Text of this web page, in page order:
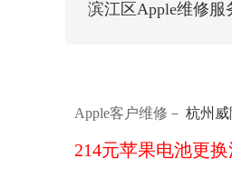
滨江区Apple维修
Apple客户维修－ 杭州
214元苹果电池更